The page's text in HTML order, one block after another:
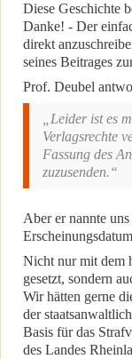
Diese Geschichte
Danke! - Der
direkt
seines Beitrages
Prof. Deubel
„Leider ist es
Verlagsrechte
Fassung des
zuzusenden.“
Aber er nannte
Nicht nur mit dem
gesetzt, sondern
Wir hätten gerne
der
Basis für das
des Landes